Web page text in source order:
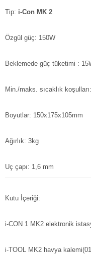
Tip: i-Con MK 2
Özgül güç: 150W
Beklemede güç tüketimi :
Min./maks. sıcaklık
Boyutlar: 150x175x105mm
Ağırlık: 3kg
Uç çapı: 1,6 mm
Kutu İçeriği:
i-CON 1 MK2 elektronik
i-TOOL MK2 havya